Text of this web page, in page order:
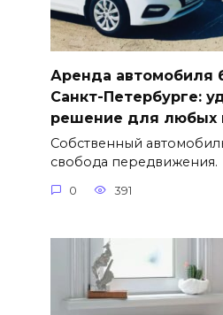
Аренда автомобиля
Санкт-Петербурге:
решение для любых
Собственный
свобода передвижения.
0 391